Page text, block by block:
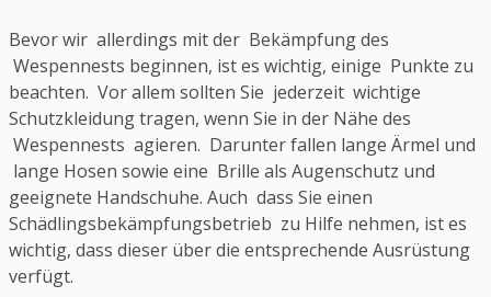
Bevor wir allerdings mit der Bekämpfung des
Wespennests beginnen, ist es wichtig, einige Punkte zu
beachten. Vor allem sollten Sie jederzeit wichtige
Schutzkleidung tragen, wenn Sie in der Nähe des
Wespennests agieren. Darunter fallen lange Ärmel und
lange Hosen sowie eine Brille als Augenschutz und
geeignete Handschuhe. Auch dass Sie einen
Schädlingsbekämpfungsbetrieb zu Hilfe nehmen, ist es
wichtig, dass dieser über die entsprechende Ausrüstung
verfügt.